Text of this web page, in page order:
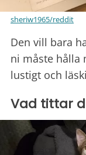
sheriw1965/reddit
Den vill bara
ni måste hålla
lustigt och
Vad tittar